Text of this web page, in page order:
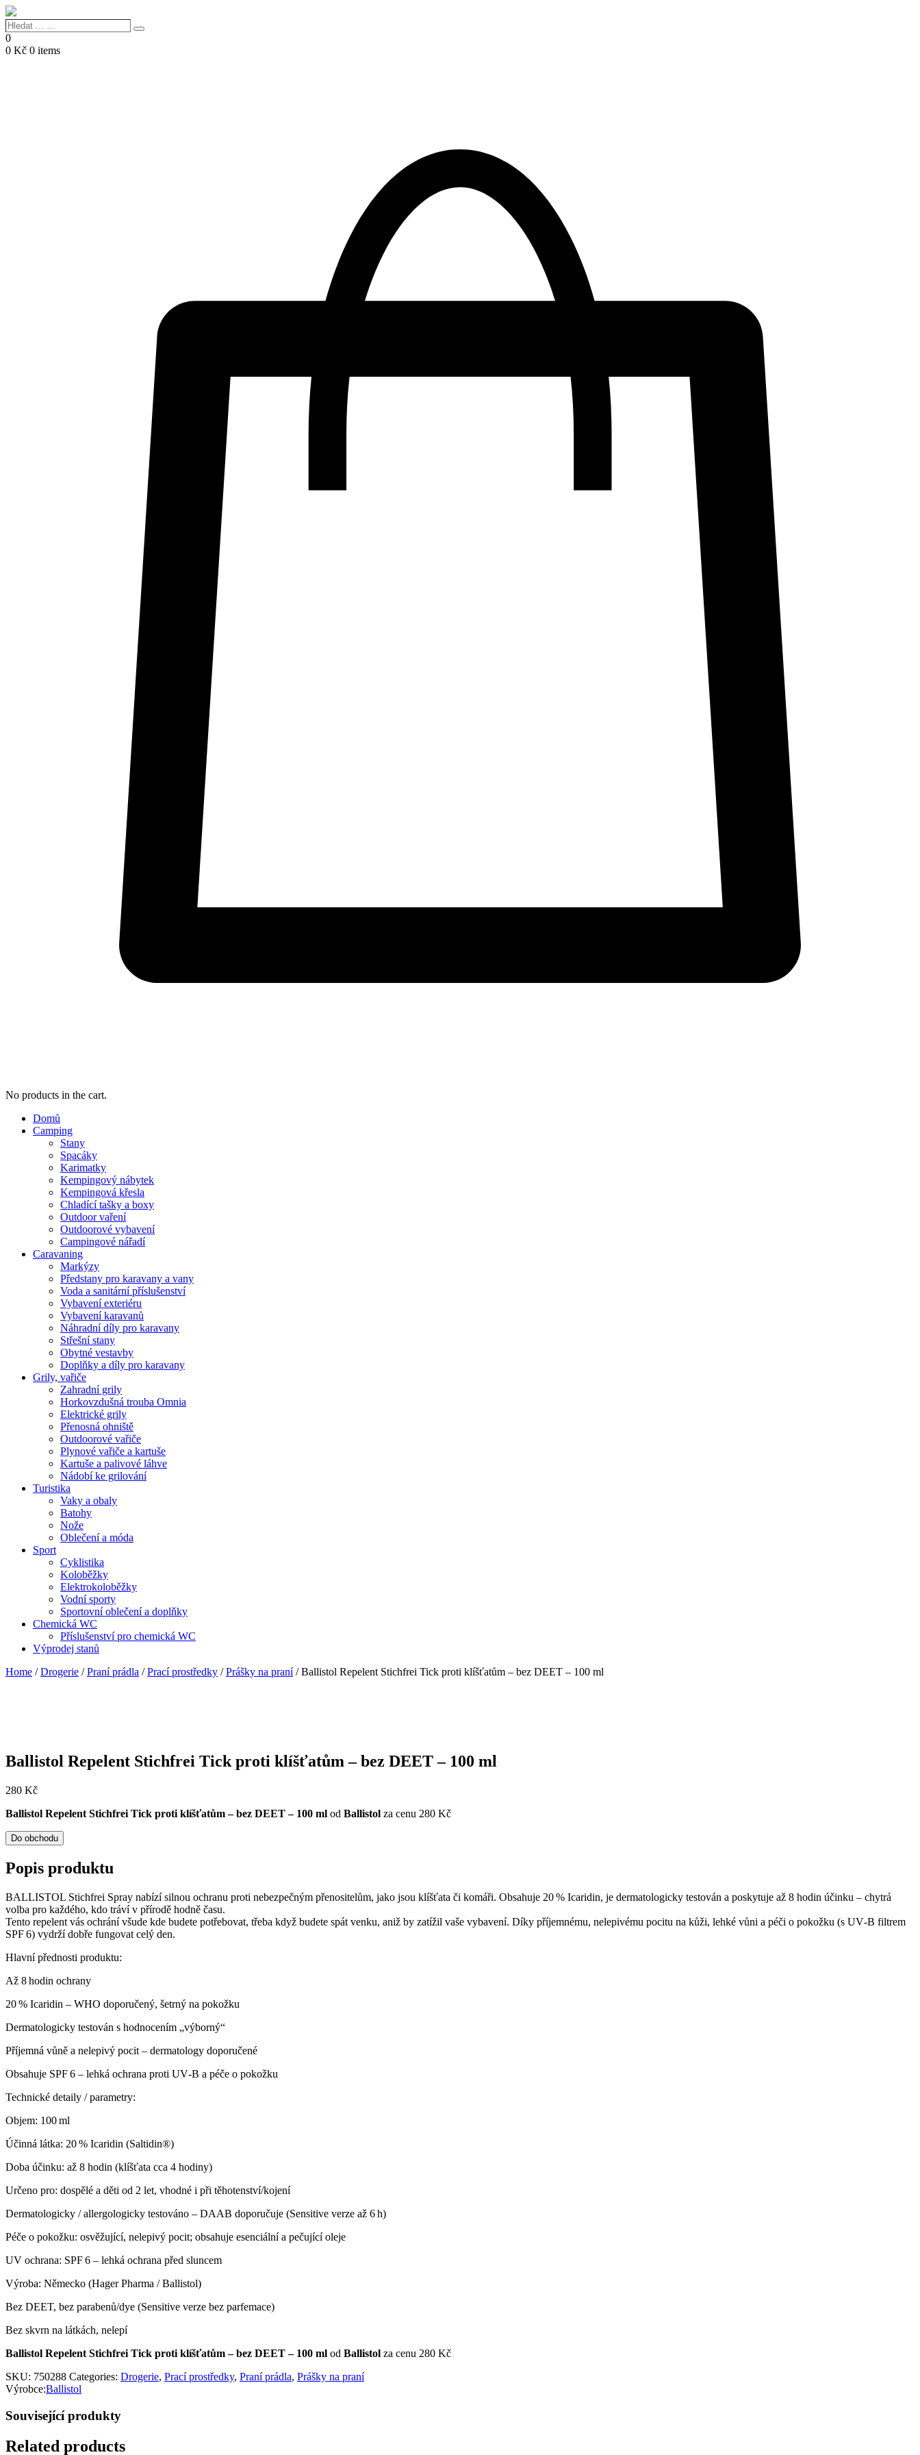
Hledat
...
…
Search
0
0 Kč 0 items
No products in the cart.
Domů
Camping
Stany
Spacáky
Karimatky
Kempingový nábytek
Kempingová křesla
Chladící tašky a boxy
Outdoor vaření
Outdoorové vybavení
Campingové nářadí
Caravaning
Markýzy
Předstany pro karavany a vany
Voda a sanitární příslušenství
Vybavení exteriéru
Vybavení karavanů
Náhradní díly pro karavany
Střešní stany
Obytné vestavby
Doplňky a díly pro karavany
Grily, vařiče
Zahradní grily
Horkovzdušná trouba Omnia
Elektrické grily
Přenosná ohniště
Outdoorové vařiče
Plynové vařiče a kartuše
Kartuše a palivové láhve
Nádobí ke grilování
Turistika
Vaky a obaly
Batohy
Nože
Oblečení a móda
Sport
Cyklistika
Koloběžky
Elektrokoloběžky
Vodní sporty
Sportovní oblečení a doplňky
Chemická WC
Příslušenství pro chemická WC
Výprodej stanů
Home /Drogerie /Praní prádla /Prací prostředky /Prášky na praní/ Ballistol Repelent Stichfrei Tick proti klíšťatům – bez DEET – 100 ml
Ballistol Repelent Stichfrei Tick proti klíšťatům – bez DEET – 100 ml
280 Kč
Ballistol Repelent Stichfrei Tick proti klíšťatům – bez DEET – 100 ml od Ballistol za cenu 280 Kč
Do obchodu
Popis produktu
BALLISTOL Stichfrei Spray nabízí silnou ochranu proti nebezpečným přenositelům, jako jsou klíšťata či komáři. Obsahuje 20 % Icaridin, je dermatologicky testován a poskytuje až 8 hodin účinku – chytrá
volba pro každého, kdo tráví v přírodě hodně času.
Tento repelent vás ochrání všude kde budete potřebovat, třeba když budete spát venku, aniž by zatížil vaše vybavení. Díky příjemnému, nelepivému pocitu na kůži, lehké vůni a péči o pokožku (s UV‑B filtrem
SPF 6) vydrží dobře fungovat celý den.
Hlavní přednosti produktu:
Až 8 hodin ochrany
20 % Icaridin – WHO doporučený, šetrný na pokožku
Dermatologicky testován s hodnocením „výborný“
Příjemná vůně a nelepivý pocit – dermatology doporučené
Obsahuje SPF 6 – lehká ochrana proti UV‑B a péče o pokožku
Technické detaily / parametry:
Objem: 100 ml
Účinná látka: 20 % Icaridin (Saltidin®)
Doba účinku: až 8 hodin (klíšťata cca 4 hodiny)
Určeno pro: dospělé a děti od 2 let, vhodné i při těhotenství/kojení
Dermatologicky / allergologicky testováno – DAAB doporučuje (Sensitive verze až 6 h)
Péče o pokožku: osvěžující, nelepivý pocit; obsahuje esenciální a pečující oleje
UV ochrana: SPF 6 – lehká ochrana před sluncem
Výroba: Německo (Hager Pharma / Ballistol)
Bez DEET, bez parabenů/dye (Sensitive verze bez parfemace)
Bez skvrn na látkách, nelepí
Ballistol Repelent Stichfrei Tick proti klíšťatům – bez DEET – 100 ml od Ballistol za cenu 280 Kč
SKU: 750288 Categories: Drogerie, Prací prostředky, Praní prádla, Prášky na praní
Výrobce:Ballistol
Související produkty
Related products